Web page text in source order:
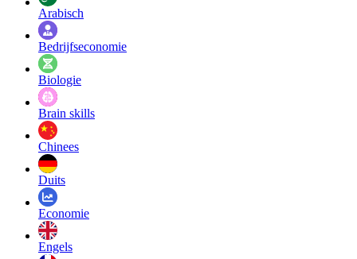
Arabisch
Bedrijfseconomie
Biologie
Brain skills
Chinees
Duits
Economie
Engels